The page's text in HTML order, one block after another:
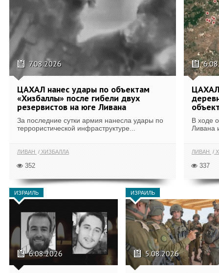
7.08.2026
ЦАХАЛ нанес удары по объектам
«Хизбаллы» после гибели двух
резервистов на юге Ливана
За последние сутки армия нанесла удары по
террористической инфраструктуре...
ЛИВАН ХИЗБАЛЛА
352
В ходе
Ливана
ЛИВАН
337
ИЗРАИЛЬ
6.08.2026
ИЗРАИЛЬ
5.08.2026